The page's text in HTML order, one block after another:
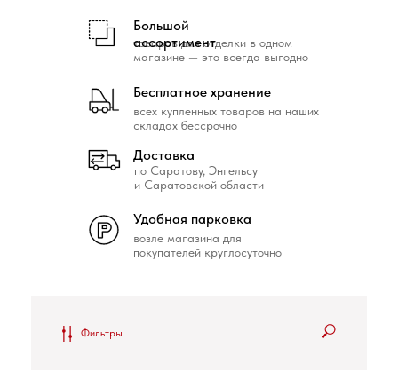
возле магазина для
покупателей круглосуточно
Удобная парковка
всех купленных товаров на наших
складах бессрочно
Бесплатное хранение
товаров для отделки в одном
магазине — это всегда выгодно
Большой
ассортимент
по Саратову, Энгельсу
и Саратовской области
Доставка
Фильтры